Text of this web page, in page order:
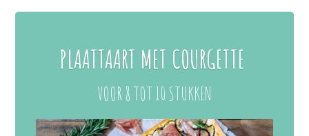
PLAATTAART MET COURGETTE
VOOR 8 TOT 10 STUKKEN